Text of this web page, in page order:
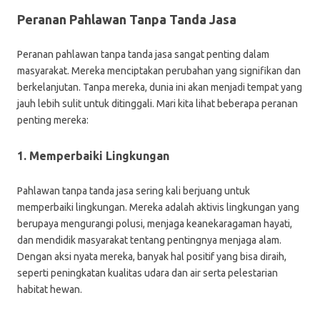
Peranan Pahlawan Tanpa Tanda Jasa
Peranan pahlawan tanpa tanda jasa sangat penting dalam
masyarakat. Mereka menciptakan perubahan yang signifikan dan
berkelanjutan. Tanpa mereka, dunia ini akan menjadi tempat yang
jauh lebih sulit untuk ditinggali. Mari kita lihat beberapa peranan
penting mereka:
1. Memperbaiki Lingkungan
Pahlawan tanpa tanda jasa sering kali berjuang untuk
memperbaiki lingkungan. Mereka adalah aktivis lingkungan yang
berupaya mengurangi polusi, menjaga keanekaragaman hayati,
dan mendidik masyarakat tentang pentingnya menjaga alam.
Dengan aksi nyata mereka, banyak hal positif yang bisa diraih,
seperti peningkatan kualitas udara dan air serta pelestarian
habitat hewan.